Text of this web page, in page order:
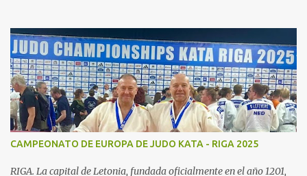
se han ido encargando de las diferentes actividades sociales han
visto en el judo un "valor", algo que continuamos realizando igual,
con el cariño que antiguas generaciones de judocas continuan
enviandonos, incluso trayendo a sus hijos, somos conscientes de la
importancia de nuestra escuela para todos vosotros, esta nuestra
familia. Actualmente la actividad de judo continua en tres grupos
diferenciados de iniciacion, cadete y competición, desde la edad de
nuestra idea es disfrutar de nuestro deporte, potenciando todas las
CAMPEONATO DE EUROPA DE JUDO KATA - RIGA 2025
RIGA. La capital de Letonia, fundada oficialmente en el año 1201,